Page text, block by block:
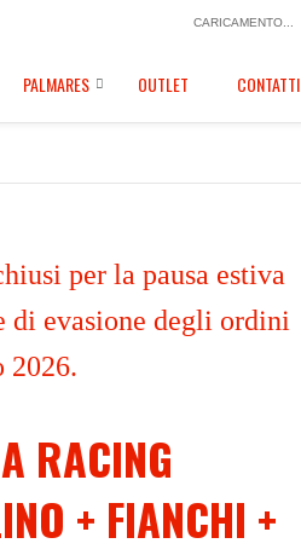
CARICAMENTO...
PALMARES OUTLET CONTATTI
per la pausa estiva
di evasione degli ordini
2026.
RACING
+ FIANCHI +